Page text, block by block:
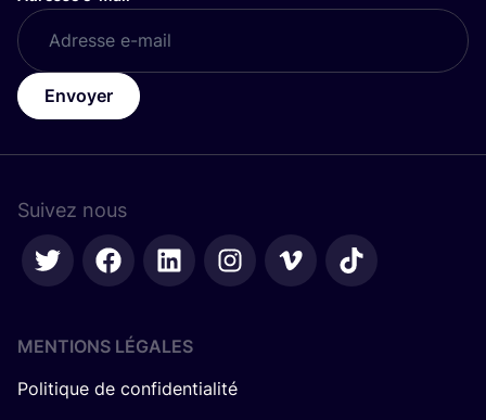
Envoyer
Suivez nous
MENTIONS LÉGALES
Politique de confidentialité